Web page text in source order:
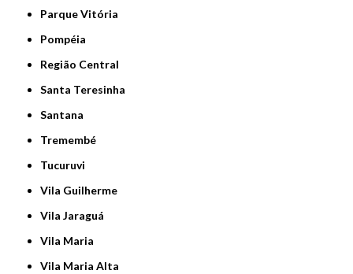
Parque Vitória
Pompéia
Região Central
Santa Teresinha
Santana
Tremembé
Tucuruvi
Vila Guilherme
Vila Jaraguá
Vila Maria
Vila Maria Alta